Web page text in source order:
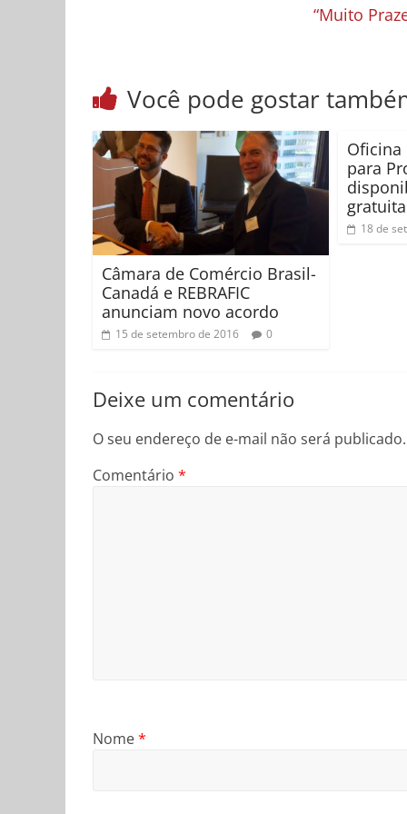
“Muito
Você pode gostar
Câmara de Comércio Brasil-
Canadá e REBRAFIC
anunciam novo acordo
15 de setembro de 2016 0
Oficina
para
18 de
Deixe um comentário
O seu endereço de e-mail não será publicado.
Comentário *
Nome*